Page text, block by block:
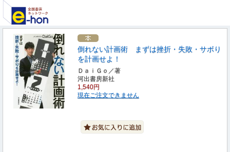
倒れない計画術 まずは挫折・失敗・サボり
を計画せよ！
ＤａｉＧｏ／著
河出書房新社
1,540円
現在ご注文できません